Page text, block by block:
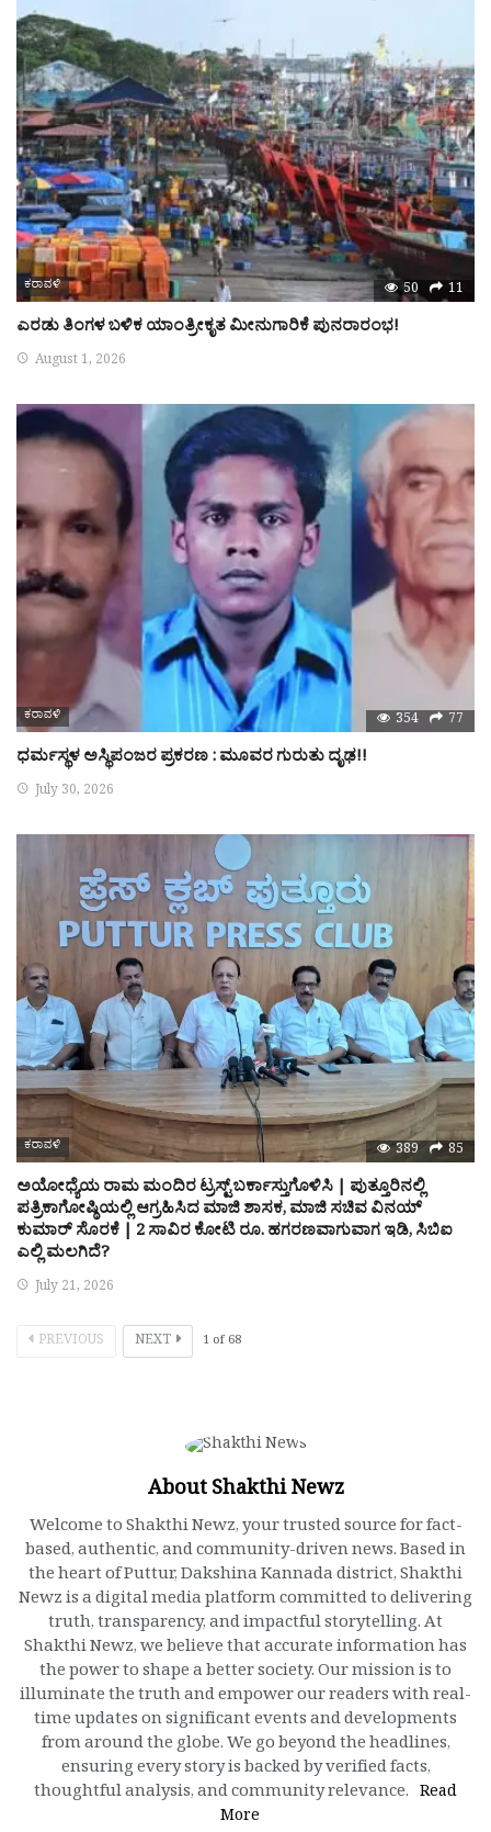
ಕರಾವಳಿ 50 11
ಎರಡು ತಿಂಗಳ ಬಳಿಕ ಯಾಂತ್ರೀಕೃತ ಮೀನುಗಾರಿಕೆ ಪುನರಾರಂಭ!
August 1, 2026
ಕರಾವಳಿ 354 77
ಧರ್ಮಸ್ಥಳ ಅಸ್ಥಿಪಂಜರ ಪ್ರಕರಣ : ಮೂವರ ಗುರುತು ದೃಢ!!
July 30, 2026
ಕರಾವಳಿ 389 85
ಅಯೋಧ್ಯೆಯ ರಾಮ ಮಂದಿರ ಟ್ರಸ್ಟ್ ಬರ್ಕಾಸ್ತುಗೊಳಿಸಿ | ಪುತ್ತೂರಿನಲ್ಲಿ
ಪತ್ರಿಕಾಗೋಷ್ಠಿಯಲ್ಲಿ ಆಗ್ರಹಿಸಿದ ಮಾಜಿ ಶಾಸಕ, ಮಾಜಿ ಸಚಿವ ವಿನಯ್
ಕುಮಾರ್ ಸೊರಕೆ | 2 ಸಾವಿರ ಕೋಟಿ ರೂ. ಹಗರಣವಾಗುವಾಗ ಇಡಿ, ಸಿಬಿಐ
ಎಲ್ಲಿ ಮಲಗಿದೆ?
July 21, 2026
PREVIOUS NEXT 1 of68
About Shakthi Newz
Welcome to Shakthi Newz, your trusted source for fact-
based, authentic, and community-driven news. Based in
the heart of Puttur, Dakshina Kannada district, Shakthi
Newz is a digital media platform committed to delivering
truth, transparency, and impactful storytelling. At
Shakthi Newz, we believe that accurate information has
the power to shape a better society. Our mission is to
illuminate the truth and empower our readers with real-
time updates on significant events and developments
from around the globe. We go beyond the headlines,
ensuring every story is backed by verified facts,
thoughtful analysis, and community relevance. Read
More